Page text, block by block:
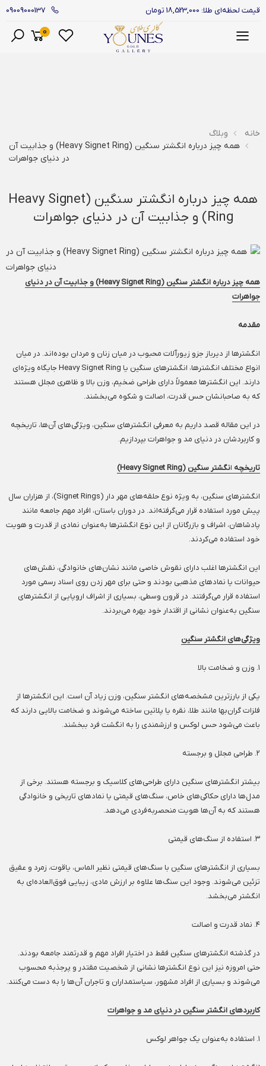
قیمت لحظه‌ای طلا: 18,523,000 تومان 09009000137
0
خانه
وبلاگ
همه چیز درباره انگشتر سنگین (Heavy Signet Ring) و جذابیت آن
در دنیای جواهرات
همه چیز درباره انگشتر سنگین (Heavy Signet
Ring) و جذابیت آن در دنیای جواهرات
همه چیز درباره انگشتر سنگین (Heavy Signet Ring) و جذابیت آن در دنیای
جواهرات
مقدمه
انگشترها از دیرباز جزو زیورآلات محبوب در میان زنان و مردان بوده‌اند. در میان
انواع مختلف انگشترها، انگشترهای سنگین یا Heavy Signet Ring جایگاه ویژه‌ای
دارند. این انگشترها معمولاً دارای طراحی ضخیم، وزن بالا و ظاهری مجلل هستند
که به صاحبانشان حس قدرت، اصالت و شکوه می‌بخشند.
در این مقاله قصد داریم به معرفی انگشترهای سنگین، ویژگی‌های آن‌ها، تاریخچه
و کاربردشان در دنیای مد و جواهرات بپردازیم.
تاریخچه انگشتر سنگین (Heavy Signet Ring)
انگشترهای سنگین، به ویژه نوع حلقه‌های مهر دار (Signet Rings)، از هزاران سال
پیش مورد استفاده قرار می‌گرفته‌اند. در دوران باستان، افراد مهم جامعه مانند
پادشاهان، اشراف و بازرگانان از این نوع انگشترها به‌عنوان نمادی از قدرت و هویت
خود استفاده می‌کردند.
این انگشترها اغلب دارای نقوش خاصی مانند نشان‌های خانوادگی، نقش‌های
حیوانات یا نمادهای مذهبی بودند و حتی برای مهر زدن روی اسناد رسمی مورد
استفاده قرار می‌گرفتند. در قرون وسطی، بسیاری از اشراف اروپایی از انگشترهای
سنگین به‌عنوان نشانی از اقتدار خود بهره می‌بردند.
ویژگی‌های انگشتر سنگین
۱. وزن و ضخامت بالا
یکی از بارزترین مشخصه‌های انگشتر سنگین، وزن زیاد آن است. این انگشترها از
فلزات گران‌بها مانند طلا، نقره یا پلاتین ساخته می‌شوند و ضخامت بالایی دارند که
باعث می‌شود حس لوکس و ارزشمندی را به انگشت فرد ببخشند.
۲. طراحی مجلل و برجسته
بیشتر انگشترهای سنگین دارای طراحی‌های کلاسیک و برجسته هستند. برخی از
مدل‌ها دارای حکاکی‌های خاص، سنگ‌های قیمتی یا نمادهای تاریخی و خانوادگی
هستند که به آن‌ها هویت منحصر‌به‌فردی می‌دهد.
۳. استفاده از سنگ‌های قیمتی
بسیاری از انگشترهای سنگین با سنگ‌های قیمتی نظیر الماس، یاقوت، زمرد و عقیق
تزئین می‌شوند. وجود این سنگ‌ها علاوه بر ارزش مادی، زیبایی فوق‌العاده‌ای به
انگشتر می‌بخشد.
۴. نماد قدرت و اصالت
در گذشته انگشترهای سنگین فقط در اختیار افراد مهم و قدرتمند جامعه بودند.
حتی امروزه نیز این نوع انگشترها نشانی از شخصیت مقتدر و پرجذبه محسوب
می‌شوند و بسیاری از افراد مشهور، سیاستمداران و تاجران آن‌ها را به دست می‌کنند.
کاربردهای انگشتر سنگین در دنیای مد و جواهرات
۱. استفاده به‌عنوان یک جواهر لوکس